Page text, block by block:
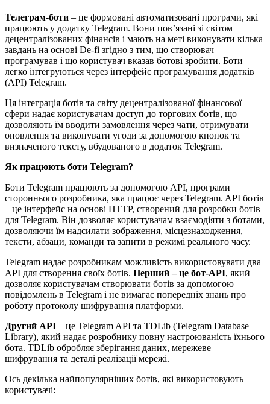
Телеграм-боти – це формовані автоматизовані програми, які
працюють у додатку Telegram. Вони пов’язані зі світом
децентралізованих фінансів і мають на меті виконувати кілька
завдань на основі De-fi згідно з тим, що створювач
програмував і що користувач вказав ботові зробити. Боти
легко інтегруються через інтерфейс програмування додатків
(API) Telegram.
Ця інтеграція ботів та світу децентралізованої фінансової
сфери надає користувачам доступ до торгових ботів, що
дозволяють їм вводити замовлення через чати, отримувати
оновлення та виконувати угоди за допомогою кнопок та
визначеного тексту, вбудованого в додаток Telegram.
Як працюють боти Telegram?
Боти Telegram працюють за допомогою API, програми
стороннього розробника, яка працює через Telegram. API ботів
– це інтерфейс на основі HTTP, створений для розробки ботів
для Telegram. Він дозволяє користувачам взаємодіяти з ботами,
дозволяючи їм надсилати зображення, місцезнаходження,
тексти, абзаци, команди та запити в режимі реального часу.
Telegram надає розробникам можливість використовувати два
API для створення своїх ботів. Перший – це бот-API, який
дозволяє користувачам створювати ботів за допомогою
повідомлень в Telegram і не вимагає попередніх знань про
роботу протоколу шифрування платформи.
Другий API – це Telegram API та TDLib (Telegram Database
Library), який надає розробнику повну настроюваність їхнього
бота. TDLib обробляє зберігання даних, мережеве
шифрування та деталі реалізації мережі.
Ось декілька найпопулярніших ботів, які використовують
користувачі: